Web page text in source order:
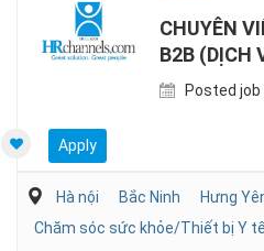
CHUYÊN
B2B (DỊCH
Posted job
Apply
Hà nội Bắc Ninh
Hưng
Chăm sóc sức khỏe/Thiết bị Y tế